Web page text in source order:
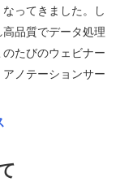
ってきました。し
品質でデータ処理
たびのウェビナー
ノテーションサー